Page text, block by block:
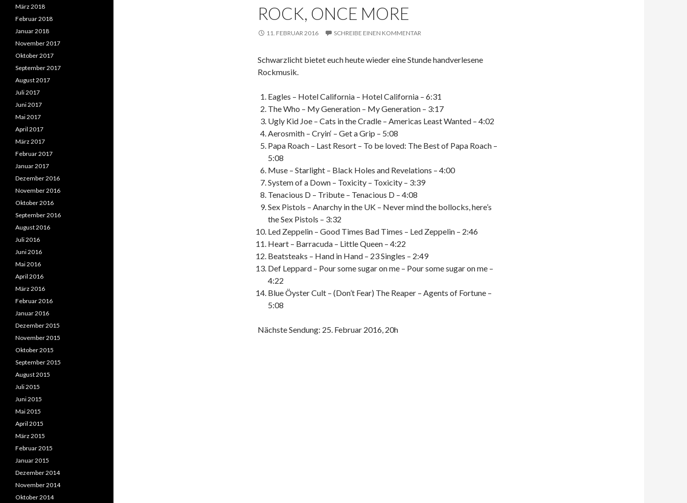
ROCK, ONCE MORE
11. FEBRUAR 2016 SCHREIBE EINEN KOMMENTAR
Schwarzlicht bietet euch heute wieder eine Stunde handverlesene
Rockmusik.
Eagles – Hotel California – Hotel California – 6:31
The Who – My Generation – My Generation – 3:17
Ugly Kid Joe – Cats in the Cradle – Americas Least Wanted – 4:02
Aerosmith – Cryin‘ – Get a Grip – 5:08
Papa Roach – Last Resort – To be loved: The Best of Papa Roach –
5:08
Muse – Starlight – Black Holes and Revelations – 4:00
System of a Down – Toxicity – Toxicity – 3:39
Tenacious D – Tribute – Tenacious D – 4:08
Sex Pistols – Anarchy in the UK – Never mind the bollocks, here’s
the Sex Pistols – 3:32
Led Zeppelin – Good Times Bad Times – Led Zeppelin – 2:46
Heart – Barracuda – Little Queen – 4:22
Beatsteaks – Hand in Hand – 23 Singles – 2:49
Def Leppard – Pour some sugar on me – Pour some sugar on me –
4:22
Blue Öyster Cult – (Don’t Fear) The Reaper – Agents of Fortune –
5:08
Nächste Sendung: 25. Februar 2016, 20h
März 2018
Februar 2018
Januar 2018
November 2017
Oktober 2017
September 2017
August 2017
Juli 2017
Juni 2017
Mai 2017
April 2017
März 2017
Februar 2017
Januar 2017
Dezember 2016
November 2016
Oktober 2016
September 2016
August 2016
Juli 2016
Juni 2016
Mai 2016
April 2016
März 2016
Februar 2016
Januar 2016
Dezember 2015
November 2015
Oktober 2015
September 2015
August 2015
Juli 2015
Juni 2015
Mai 2015
April 2015
März 2015
Februar 2015
Januar 2015
Dezember 2014
November 2014
Oktober 2014